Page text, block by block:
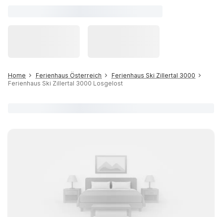
Home Ferienhaus Österreich
Ferienhaus Ski Zillertal 3000
Ferienhaus Ski Zillertal 3000 Losgelost